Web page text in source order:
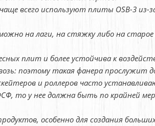
всего используют плиты OSB-3 из-
на лаги, на стяжку либо на
плит и более устойчива к
поэтому такая фанера прослужит
и роллеров часто
то у нее должна быть по крайней
особенно для создания